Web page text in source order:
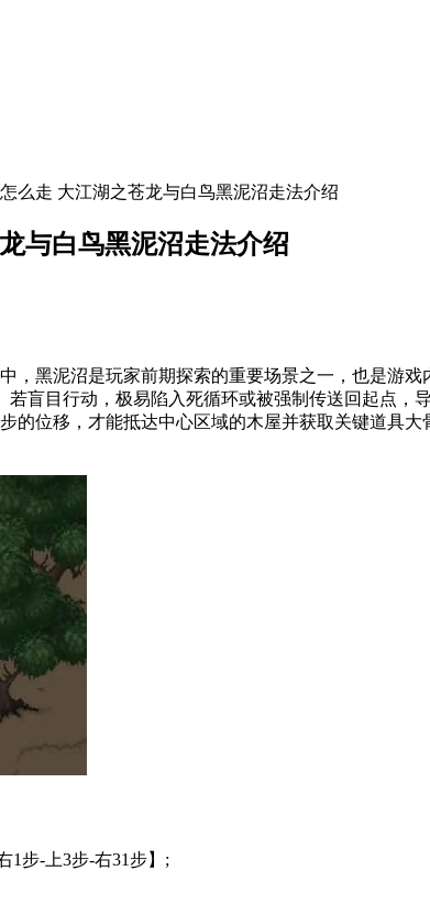
么走 大江湖之苍龙与白鸟黑泥沼走法介绍
与白鸟黑泥沼走法介绍
，黑泥沼是玩家前期探索的重要场景之一，也是游
盲目行动，极易陷入死循环或被强制传送回起点，
的位移，才能抵达中心区域的木屋并获取关键道具
1步-上3步-右31步】;